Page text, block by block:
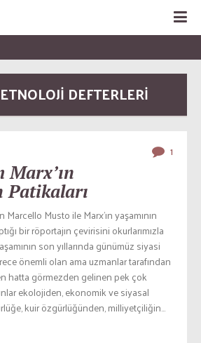
DEFTERLERI
1
Marx’ın
Patikaları
Marcello Musto ile Marx’ın yaşamının
bir röportajın çevirisini okurlarımızla
son yıllarında günümüz siyasi
önemli olan ama uzmanlar tarafından
hatta görmezden gelinen pek çok
ekolojiden, ekonomik ve siyasal
kuir özgürlüğünden, milliyetçiliğin...